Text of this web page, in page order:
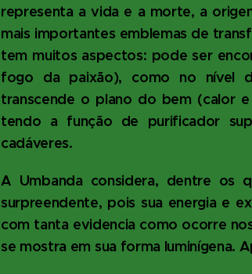
representa a vida e a morte, a
mais importantes emblemas de
tem muitos aspectos: pode ser
fogo da paixão), como no nível
transcende o plano do bem (calor
tendo a função de purificador
cadáveres.
A Umbanda considera, dentre os
surpreendente, pois sua energia e
com tanta evidencia como ocorre
se mostra em sua forma luminígena.